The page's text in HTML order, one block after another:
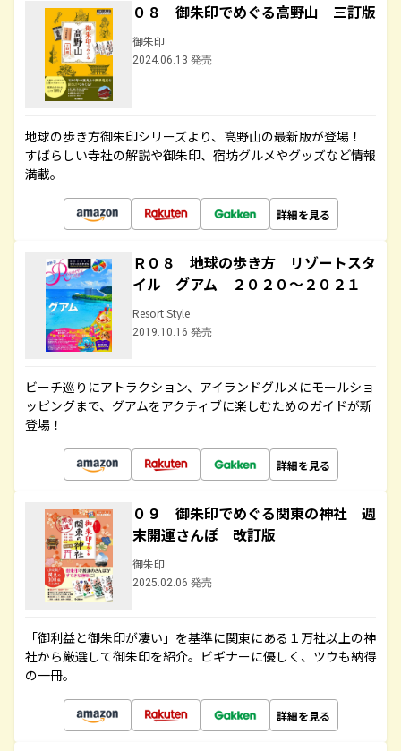
０８ 御朱印でめぐる高野山 三訂版
御朱印
2024.06.13 発売
地球の歩き方御朱印シリーズより、高野山の最新版が登場！
すばらしい寺社の解説や御朱印、宿坊グルメやグッズなど情報
満載。
詳細を見る
Ｒ０８ 地球の歩き方 リゾートスタ
イル グアム ２０２０～２０２１
Resort Style
2019.10.16 発売
ビーチ巡りにアトラクション、アイランドグルメにモールショ
ッピングまで、グアムをアクティブに楽しむためのガイドが新
登場！
詳細を見る
０９ 御朱印でめぐる関東の神社 週
末開運さんぽ 改訂版
御朱印
2025.02.06 発売
「御利益と御朱印が凄い」を基準に関東にある１万社以上の神
社から厳選して御朱印を紹介。ビギナーに優しく、ツウも納得
の一冊。
詳細を見る